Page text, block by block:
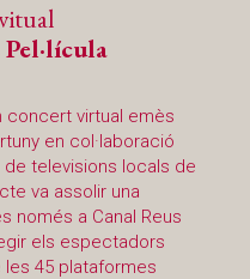
concert virtual emès
en col·laboració
de televisions locals de
va assolir una
només a Canal Reus
els espectadors
les 45 plataformes